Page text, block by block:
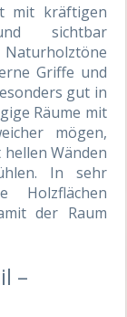
mit kräftigen
sichtbar
Griffe und
gut in
Räume mit
mögen,
Wänden
In sehr
Holzflächen
der Raum
–